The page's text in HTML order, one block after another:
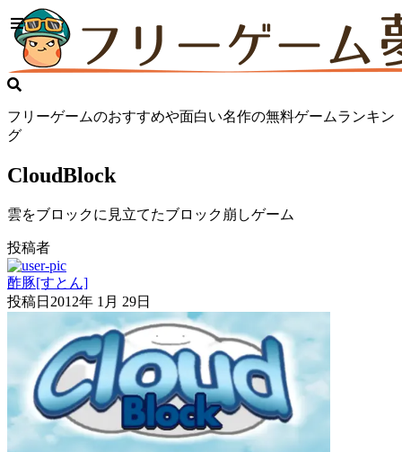
フリーゲームのおすすめや面白い名作の無料ゲームランキン
グ
CloudBlock
雲をブロックに見立てたブロック崩しゲーム
投稿者
酢豚[すとん]
投稿日 2012年 1月 29日